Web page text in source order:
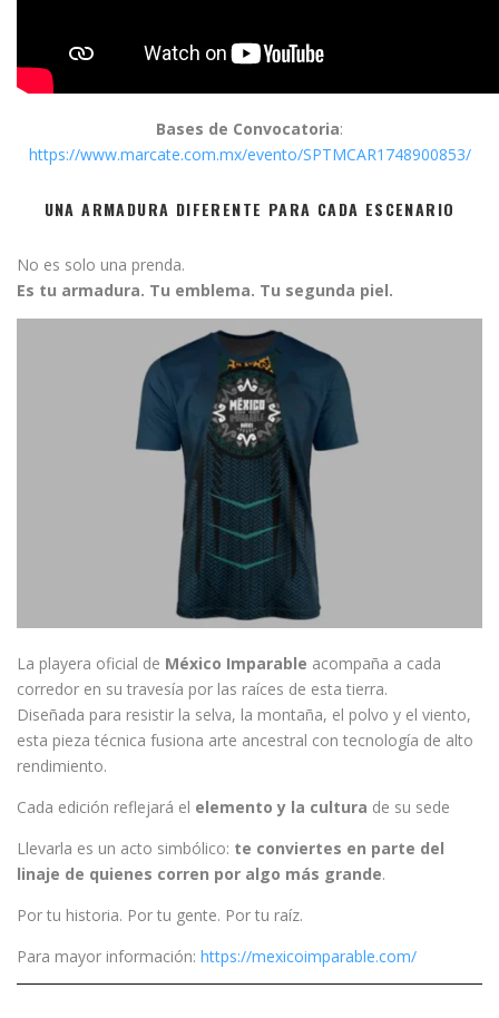
Bases de Convocatoria:
https://www.marcate.com.mx/evento/SPTMCAR1748900853/
UNA ARMADURA DIFERENTE PARA CADA ESCENARIO
No es solo una prenda.
Es tu armadura. Tu emblema. Tu segunda piel.
La playera oficial de México Imparable acompaña a cada
corredor en su travesía por las raíces de esta tierra.
Diseñada para resistir la selva, la montaña, el polvo y el viento,
esta pieza técnica fusiona arte ancestral con tecnología de alto
rendimiento.
Cada edición reflejará el elemento y la cultura de su sede
Llevarla es un acto simbólico: te conviertes en parte del
linaje de quienes corren por algo más grande.
Por tu historia. Por tu gente. Por tu raíz.
Para mayor información: https://mexicoimparable.com/